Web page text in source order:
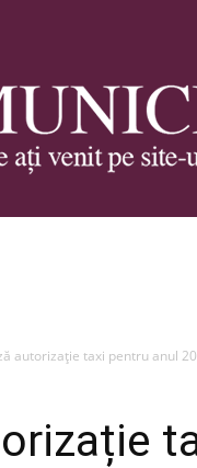
autorizație taxi pentru anul